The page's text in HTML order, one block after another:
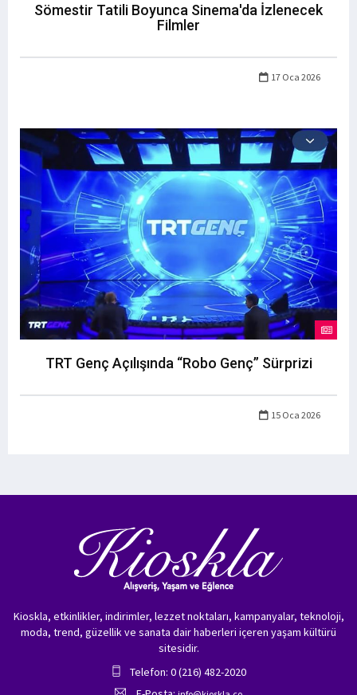
Sömestir Tatili Boyunca Sinema'da İzlenecek
Filmler
17 Oca 2026
TRT Genç Açılışında “Robo Genç” Sürprizi
15 Oca 2026
Kioskla, etkinlikler, indirimler, lezzet noktaları, kampanyalar, teknoloji,
moda, trend, güzellik ve sanata dair haberleri içeren yaşam kültürü
sitesidir.
Telefon: 0 (216) 482-2020